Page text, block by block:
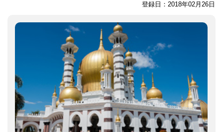
登録日：2018年02月26日